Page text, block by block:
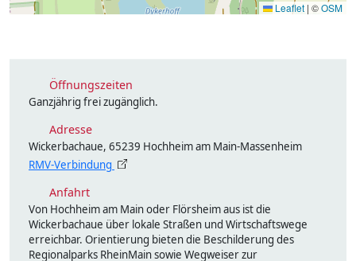
Leaflet | ©OSM
Öffnungszeiten
Ganzjährig frei zugänglich.
Adresse
Wickerbachaue, 65239 Hochheim am Main-Massenheim
RMV-Verbindung
Anfahrt
Von Hochheim am Main oder Flörsheim aus ist die
Wickerbachaue über lokale Straßen und Wirtschaftswege
erreichbar. Orientierung bieten die Beschilderung des
Regionalparks RheinMain sowie Wegweiser zur